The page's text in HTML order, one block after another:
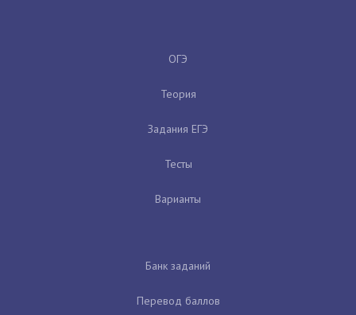
ОГЭ
Теория
Задания ЕГЭ
Тесты
Варианты
Банк заданий
Перевод баллов